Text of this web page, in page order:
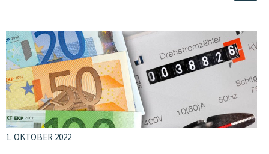
1. OKTOBER 2022